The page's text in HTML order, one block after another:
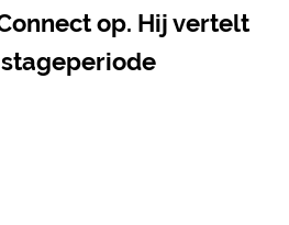
op. Hij vertelt